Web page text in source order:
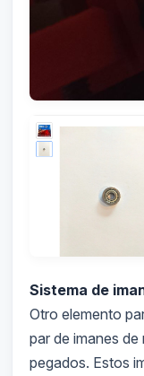
Sistema de
Otro elemento
par de imanes de
pegados. Estos